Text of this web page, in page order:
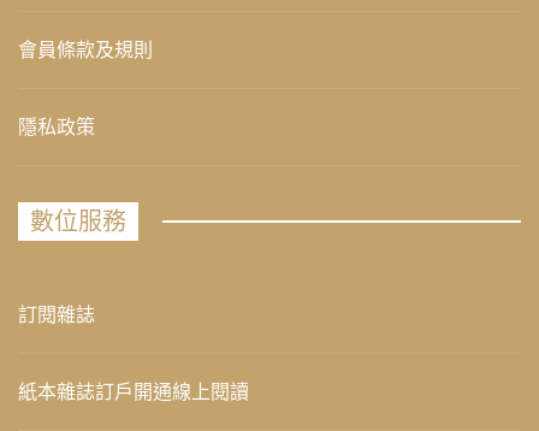
會員條款及規則
隱私政策
數位服務
訂閱雜誌
紙本雜誌訂戶開通線上閱讀